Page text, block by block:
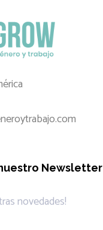
Newsletter
novedades!